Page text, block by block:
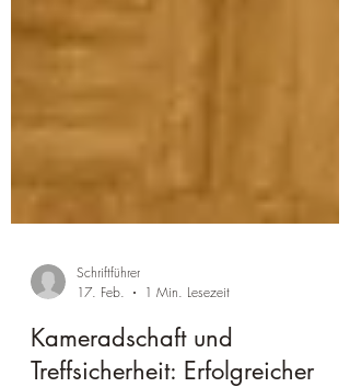
Schriftführer
17. Feb.
1 Min. Lesezeit